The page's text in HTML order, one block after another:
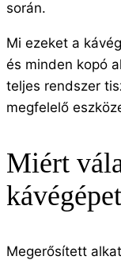
során.
Mi ezeket a
és minden kopó
teljes rendszer
megfelelő
Miért
Megerősített